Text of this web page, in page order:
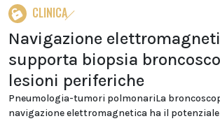
CLINICA
Navigazione
supporta biopsia
lesioni periferiche
Pneumologia-tumori polmonariLa
navigazione elettromagnetica ha il